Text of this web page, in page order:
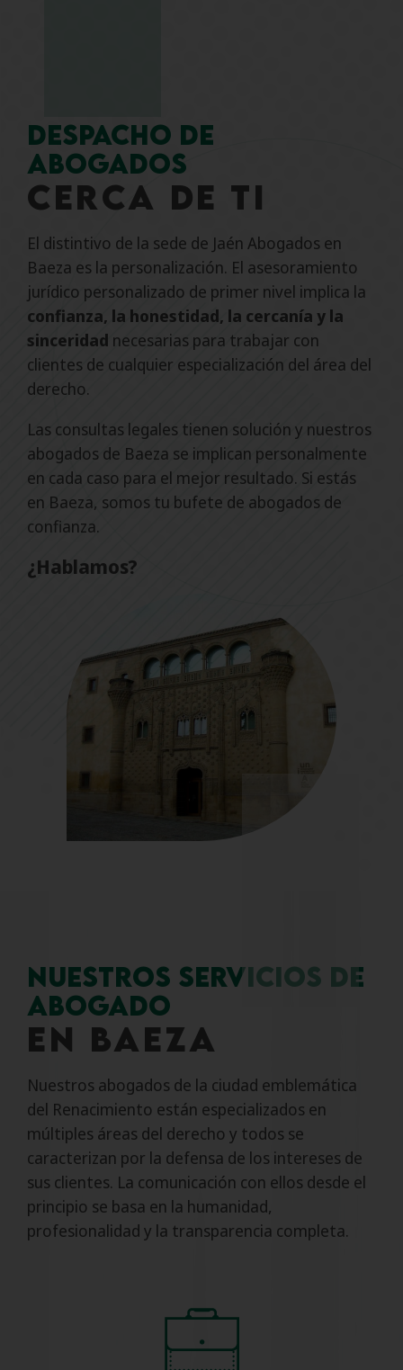
Despacho de
abogados
cerca de ti
El distintivo de la sede de Jaén Abogados en
Baeza es la personalización. El asesoramiento
jurídico personalizado de primer nivel implica la
confianza, la honestidad, la cercanía y la
sinceridad necesarias para trabajar con
clientes de cualquier especialización del área del
derecho.
Las consultas legales tienen solución y nuestros
abogados de Baeza se implican personalmente
en cada caso para el mejor resultado. Si estás
en Baeza, somos tu bufete de abogados de
confianza.
¿Hablamos?
NUESTROS SERVICIOS DE
ABOGADO
EN BAEZA
Nuestros abogados de la ciudad emblemática
del Renacimiento están especializados en
múltiples áreas del derecho y todos se
caracterizan por la defensa de los intereses de
sus clientes. La comunicación con ellos desde el
principio se basa en la humanidad,
profesionalidad y la transparencia completa.